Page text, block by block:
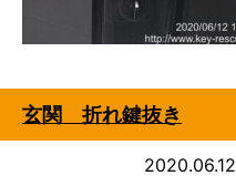
玄関 折れ鍵抜き
2020.06.12